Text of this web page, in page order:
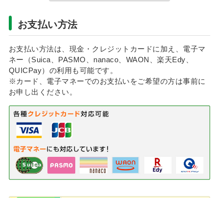
お支払い方法
お支払い方法は、現金・クレジットカードに加え、電子マ
ネー（Suica、PASMO、nanaco、WAON、楽天Edy、
QUICPay）の利用も可能です。
※カード、電子マネーでのお支払いをご希望の方は事前に
お申し出ください。